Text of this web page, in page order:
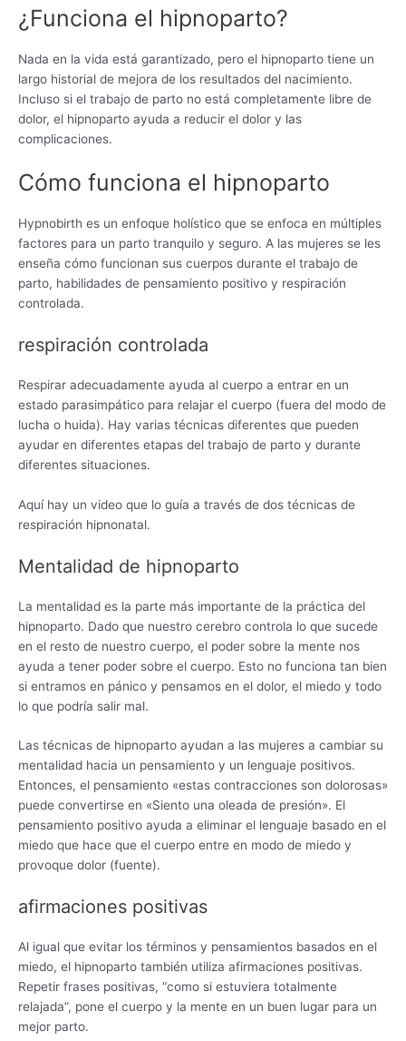
¿Funciona el hipnoparto?
Nada en la vida está garantizado, pero el hipnoparto tiene un
largo historial de mejora de los resultados del nacimiento.
Incluso si el trabajo de parto no está completamente libre de
dolor, el hipnoparto ayuda a reducir el dolor y las
complicaciones.
Cómo funciona el hipnoparto
Hypnobirth es un enfoque holístico que se enfoca en múltiples
factores para un parto tranquilo y seguro. A las mujeres se les
enseña cómo funcionan sus cuerpos durante el trabajo de
parto, habilidades de pensamiento positivo y respiración
controlada.
respiración controlada
Respirar adecuadamente ayuda al cuerpo a entrar en un
estado parasimpático para relajar el cuerpo (fuera del modo de
lucha o huida). Hay varias técnicas diferentes que pueden
ayudar en diferentes etapas del trabajo de parto y durante
diferentes situaciones.
Aquí hay un video que lo guía a través de dos técnicas de
respiración hipnonatal.
Mentalidad de hipnoparto
La mentalidad es la parte más importante de la práctica del
hipnoparto. Dado que nuestro cerebro controla lo que sucede
en el resto de nuestro cuerpo, el poder sobre la mente nos
ayuda a tener poder sobre el cuerpo. Esto no funciona tan bien
si entramos en pánico y pensamos en el dolor, el miedo y todo
lo que podría salir mal.
Las técnicas de hipnoparto ayudan a las mujeres a cambiar su
mentalidad hacia un pensamiento y un lenguaje positivos.
Entonces, el pensamiento «estas contracciones son dolorosas»
puede convertirse en «Siento una oleada de presión». El
pensamiento positivo ayuda a eliminar el lenguaje basado en el
miedo que hace que el cuerpo entre en modo de miedo y
provoque dolor (fuente).
afirmaciones positivas
Al igual que evitar los términos y pensamientos basados ​​en el
miedo, el hipnoparto también utiliza afirmaciones positivas.
Repetir frases positivas, “como si estuviera totalmente
relajada”, pone el cuerpo y la mente en un buen lugar para un
mejor parto.